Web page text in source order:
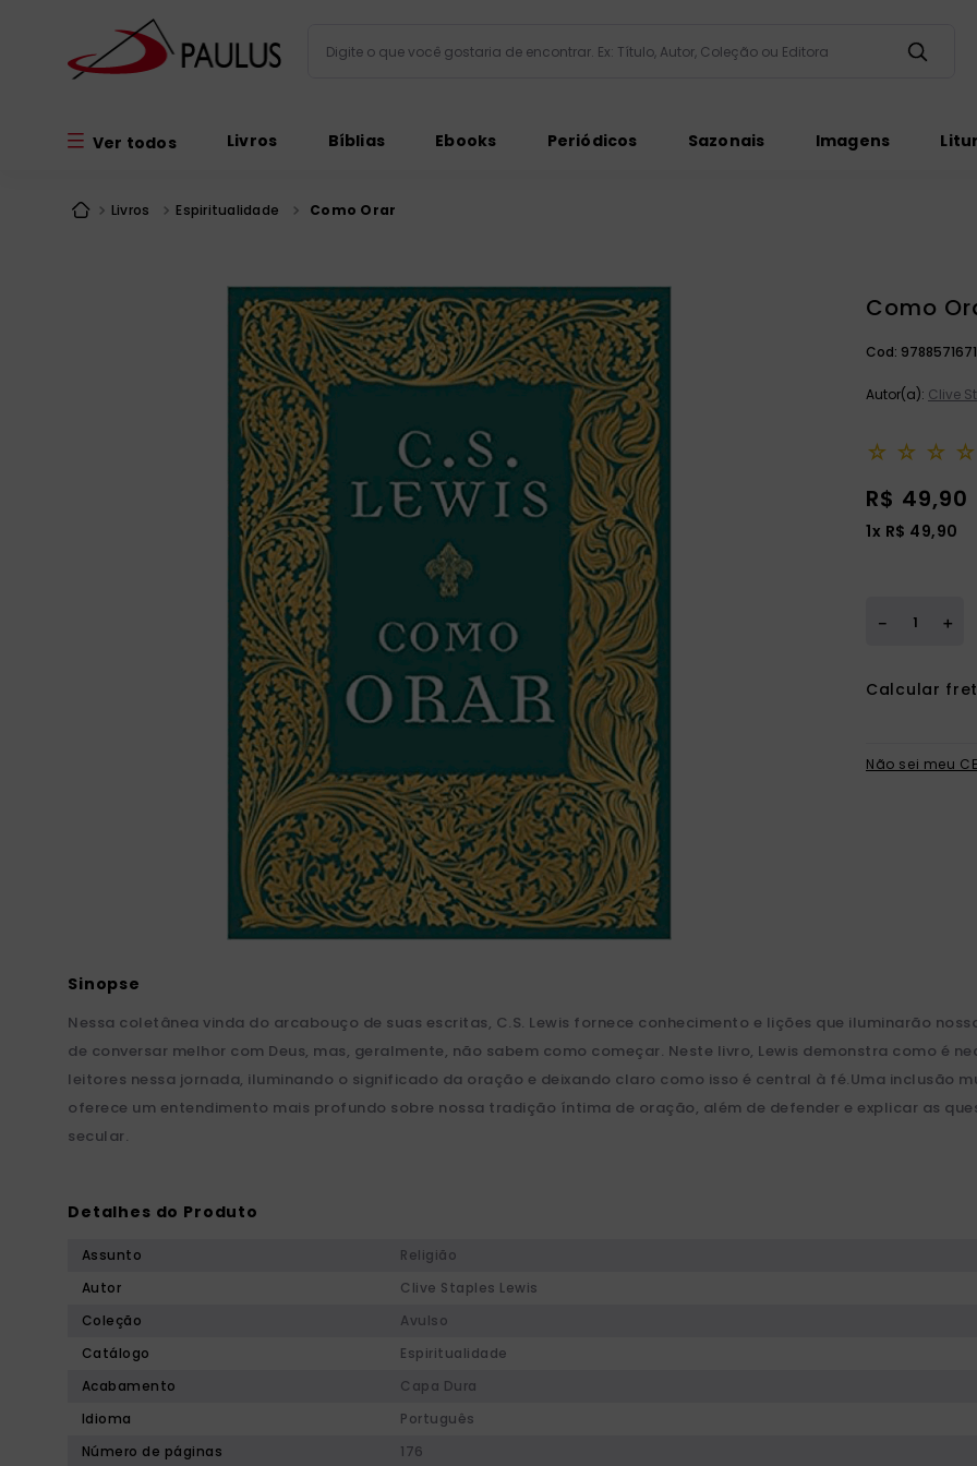
Ver todos Livros Bíblias Ebooks Periódicos Sazonais Imagens
Livros Espiritualidade Como Orar
Como
Cod:
Autor(a): Clive
☆ ☆ ☆ ☆
R$ 49,90
1x R$ 49,90
＋
－
Não sei meu
Nessa coletânea vinda do arcabouço de suas escritas, C.S. Lewis fornece conhecimento e lições que iluminarão
de conversar melhor com Deus, mas, geralmente, não sabem como começar. Neste livro, Lewis demonstra como é
leitores nessa jornada, iluminando o significado da oração e deixando claro como isso é central à fé.Uma inclusão
oferece um entendimento mais profundo sobre nossa tradição íntima de oração, além de defender e explicar as
secular.
Detalhes do Produto
Assunto
Religião
Autor
Clive Staples Lewis
Coleção
Avulso
Catálogo
Espiritualidade
Acabamento
Capa Dura
Idioma
Português
Número de páginas
176
5º bíblia jerusalém
6º imagens
7º patristica
catequese
bíblia ave maria